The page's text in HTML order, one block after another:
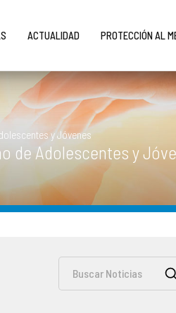
ACTUALIDAD PROTECCIÓN AL
y Jóvenes
de Adolescentes y